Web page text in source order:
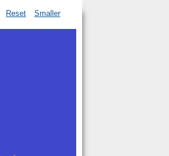
Reset Smaller